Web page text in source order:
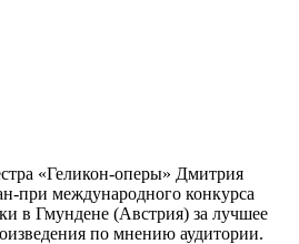
«Геликон-оперы» Дмитрия
при международного конкурса
в Гмундене (Австрия) за лучшее
по мнению аудитории.